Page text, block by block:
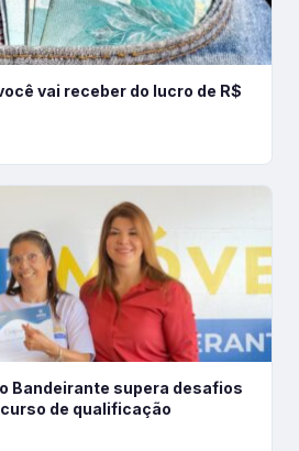
vai receber do lucro de R$
Bandeirante supera desafios
de qualificação